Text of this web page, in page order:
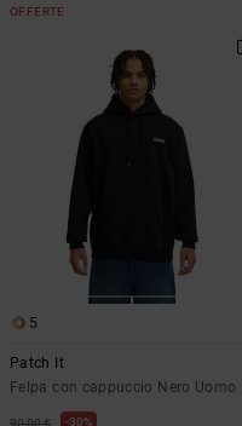
OFFERTE
5
Patch It
Felpa con cappuccio Nero Uomo
90,00 € 30%